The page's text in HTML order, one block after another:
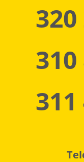
320
310
311